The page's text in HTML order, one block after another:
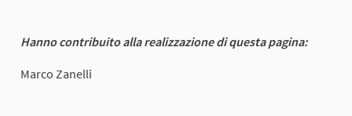
Hanno contribuito alla realizzazione di questa pagina:
Marco Zanelli